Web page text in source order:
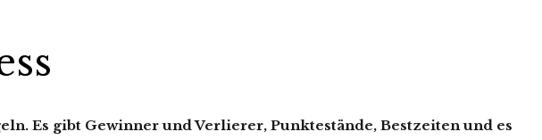
Es gibt Gewinner und Verlierer, Punktestände, Bestzeiten und es